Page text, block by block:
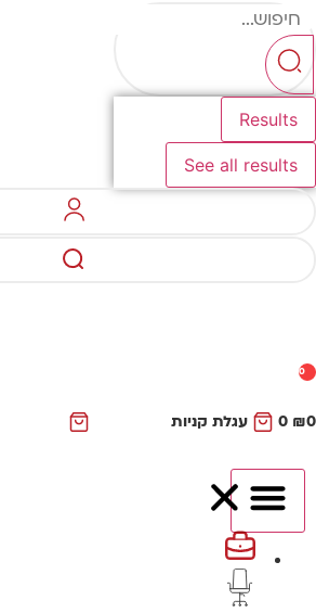
Results
See all results
0
₪
0 עגלת קניות